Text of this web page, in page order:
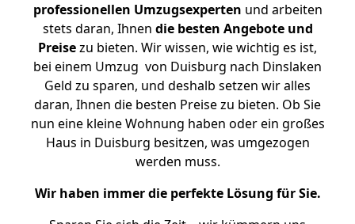
professionellen Umzugsexperten und arbeiten
stets daran, Ihnen die besten Angebote und
Preisezu bieten. Wir wissen, wie wichtig es ist,
bei einem Umzug von Duisburg nach Dinslaken
Geld zu sparen, und deshalb setzen wir alles
daran, Ihnen die besten Preise zu bieten. Ob Sie
nun eine kleine Wohnung haben oder ein großes
Haus in Duisburg besitzen, was umgezogen
werden muss.
Wir haben immer die perfekte Lösung für Sie.